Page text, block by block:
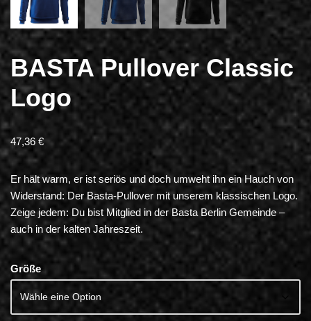
BASTA Pullover Classic
Logo
47,36 €
Er hält warm, er ist seriös und doch umweht ihn ein Hauch von
Widerstand: Der Basta-Pullover mit unserem klassischen Logo.
Zeige jedem: Du bist Mitglied in der Basta Berlin Gemeinde –
auch in der kalten Jahreszeit.
Größe